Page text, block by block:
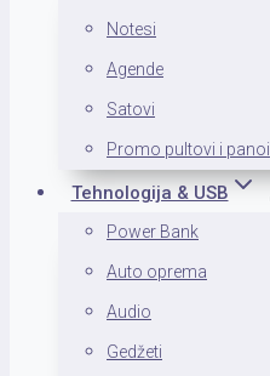
Notesi
Agende
Satovi
Promo pultovi i panoi
Tehnologija & USB
Power Bank
Auto oprema
Audio
Gedžeti